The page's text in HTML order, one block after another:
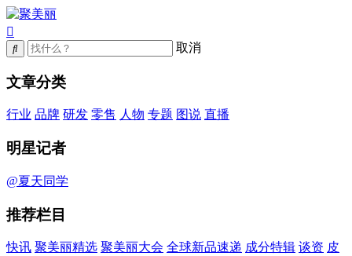
取消
文章分类
行业 品牌 研发 零售 人物 专题 图说 直播
明星记者
@夏天同学
推荐栏目
快讯 聚美丽精选 聚美丽大会 全球新品速递 成分特辑 谈资 皮